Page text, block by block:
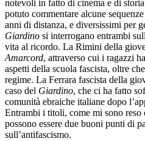
notevoli in fatto di cinema e di
potuto commentare alcune
anni di distanza, e diversissimi per
Giardino si interrogano entrambi
vita al ricordo. La Rimini della
Amarcord, attraverso cui i ragazzi
aspetti della scuola fascista, oltre
regime. La Ferrara fascista della
caso del Giardino, che ci ha fatto
comunità ebraiche italiane dopo
Entrambi i titoli, come mi sono reso
possono essere due buoni punti di
sull’antifascismo.